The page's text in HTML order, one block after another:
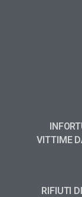
VITTIME
RIFIUTI